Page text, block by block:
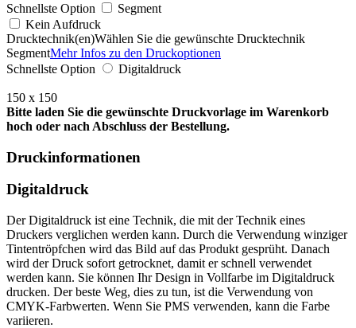
Schnellste Option
Segment
Kein Aufdruck
Drucktechnik(en)Wählen Sie die gewünschte Drucktechnik
SegmentMehr Infos zu den Druckoptionen
Schnellste Option
Digitaldruck
150 x 150
Bitte laden Sie die gewünschte Druckvorlage im Warenkorb
hoch oder nach Abschluss der Bestellung.
Druckinformationen
Digitaldruck
Der Digitaldruck ist eine Technik, die mit der Technik eines
Druckers verglichen werden kann. Durch die Verwendung winziger
Tintentröpfchen wird das Bild auf das Produkt gesprüht. Danach
wird der Druck sofort getrocknet, damit er schnell verwendet
werden kann. Sie können Ihr Design in Vollfarbe im Digitaldruck
drucken. Der beste Weg, dies zu tun, ist die Verwendung von
CMYK-Farbwerten. Wenn Sie PMS verwenden, kann die Farbe
variieren.